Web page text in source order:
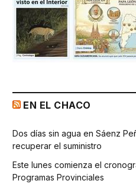
EN EL CHACO
Dos días sin agua en Sáenz
recuperar el suministro
Este lunes comienza el
Programas Provinciales